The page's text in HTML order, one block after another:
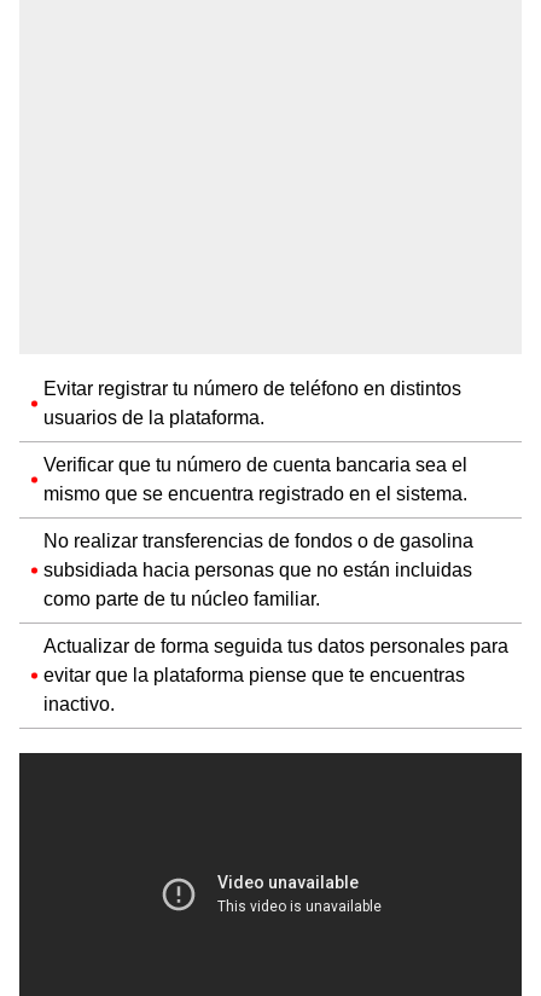
Evitar registrar tu número de teléfono en distintos
usuarios de la plataforma.
Verificar que tu número de cuenta bancaria sea el
mismo que se encuentra registrado en el sistema.
No realizar transferencias de fondos o de gasolina
subsidiada hacia personas que no están incluidas
como parte de tu núcleo familiar.
Actualizar de forma seguida tus datos personales para
evitar que la plataforma piense que te encuentras
inactivo.